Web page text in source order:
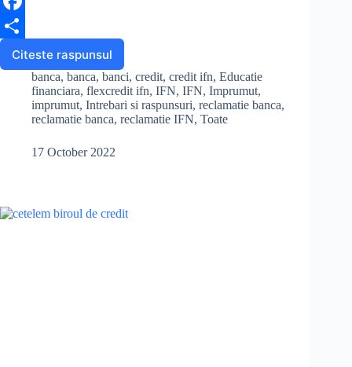
F
Citeste raspunsul
Cum
pot
sa
verific
daca
platit
de
banca, banca, banci, credit, credit ifn, Educatie
financiara, flexcredit ifn, IFN, IFN, Imprumut,
imprumut, Intrebari si raspunsuri, reclamatie banca,
reclamatie banca, reclamatie IFN, Toate
17 October 2022